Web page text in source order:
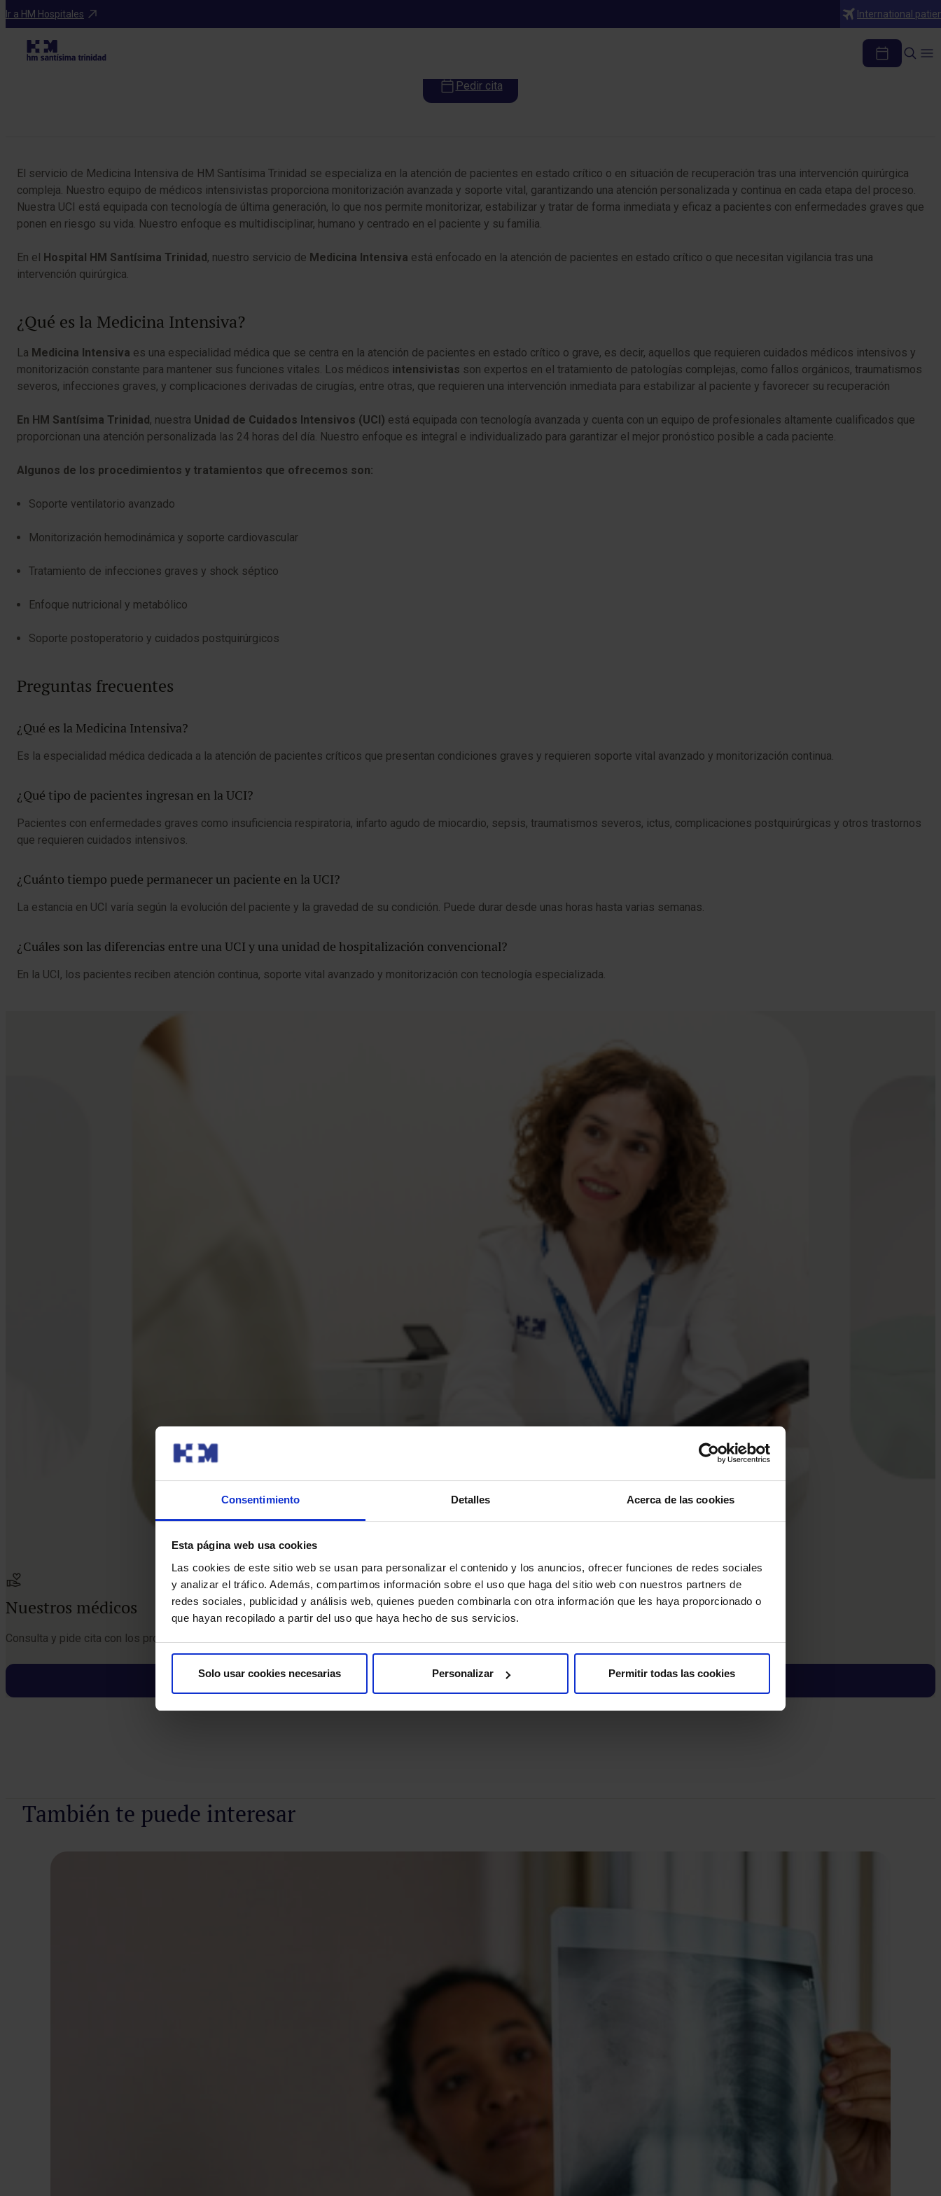
Consentimiento Detalles Acerca de las cookies
Esta página web usa cookies
Las cookies de este sitio web se usan para personalizar el contenido y los anuncios, ofrecer funciones de redes sociales
y analizar el tráfico. Además, compartimos información sobre el uso que haga del sitio web con nuestros partners de
redes sociales, publicidad y análisis web, quienes pueden combinarla con otra información que les haya proporcionado o
que hayan recopilado a partir del uso que haya hecho de sus servicios.
Solo usar cookies necesarias Personalizar Permitir todas las cookies
Ir a HM Hospitales International
Especialidades
Medicina Intensiva
Pedir cita
El servicio de Medicina Intensiva de HM Santísima Trinidad se especializa en la atención de pacientes en estado crítico o en situación de recuperación tras una intervención quirúrgica
compleja. Nuestro equipo de médicos intensivistas proporciona monitorización avanzada y soporte vital, garantizando una atención personalizada y continua en cada etapa del proceso.
Nuestra UCI está equipada con tecnología de última generación, lo que nos permite monitorizar, estabilizar y tratar de forma inmediata y eficaz a pacientes con enfermedades graves que
ponen en riesgo su vida. Nuestro enfoque es multidisciplinar, humano y centrado en el paciente y su familia.
En el Hospital HM Santísima Trinidad, nuestro servicio de Medicina Intensiva está enfocado en la atención de pacientes en estado crítico o que necesitan vigilancia tras una
intervención quirúrgica.
¿Qué es la Medicina Intensiva?
La Medicina Intensiva es una especialidad médica que se centra en la atención de pacientes en estado crítico o grave, es decir, aquellos que requieren cuidados médicos intensivos y
monitorización constante para mantener sus funciones vitales. Los médicos intensivistas son expertos en el tratamiento de patologías complejas, como fallos orgánicos, traumatismos
severos, infecciones graves, y complicaciones derivadas de cirugías, entre otras, que requieren una intervención inmediata para estabilizar al paciente y favorecer su recuperación
En HM Santísima Trinidad, nuestra Unidad de Cuidados Intensivos (UCI) está equipada con tecnología avanzada y cuenta con un equipo de profesionales altamente cualificados que
proporcionan una atención personalizada las 24 horas del día. Nuestro enfoque es integral e individualizado para garantizar el mejor pronóstico posible a cada paciente.
Algunos de los procedimientos y tratamientos que ofrecemos son:
Soporte ventilatorio avanzado
Monitorización hemodinámica y soporte cardiovascular
Tratamiento de infecciones graves y shock séptico
Enfoque nutricional y metabólico
Soporte postoperatorio y cuidados postquirúrgicos
Preguntas frecuentes
¿Qué es la Medicina Intensiva?
Es la especialidad médica dedicada a la atención de pacientes críticos que presentan condiciones graves y requieren soporte vital avanzado y monitorización continua.
¿Qué tipo de pacientes ingresan en la UCI?
Pacientes con enfermedades graves como insuficiencia respiratoria, infarto agudo de miocardio, sepsis, traumatismos severos, ictus, complicaciones postquirúrgicas y otros trastornos
que requieren cuidados intensivos.
¿Cuánto tiempo puede permanecer un paciente en la UCI?
La estancia en UCI varía según la evolución del paciente y la gravedad de su condición. Puede durar desde unas horas hasta varias semanas.
¿Cuáles son las diferencias entre una UCI y una unidad de hospitalización convencional?
En la UCI, los pacientes reciben atención continua, soporte vital avanzado y monitorización con tecnología especializada.
Nuestros médicos
Consulta y pide cita con los profesionales de esta especialidad
Pedir cita
Pedir cita
También te puede interesar